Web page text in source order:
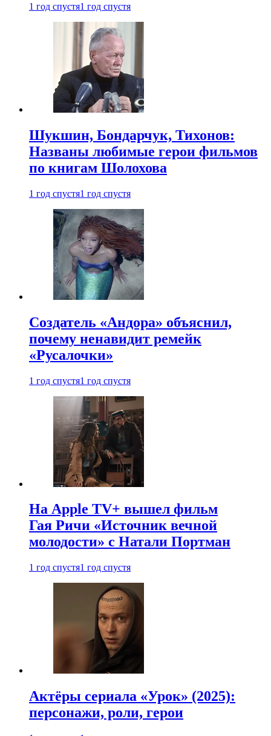
1 год спустя1 год спустя
Шукшин, Бондарчук, Тихонов:
Названы любимые герои фильмов
по книгам Шолохова
1 год спустя1 год спустя
Создатель «Андора» объяснил,
почему ненавидит ремейк
«Русалочки»
1 год спустя1 год спустя
На Apple TV+ вышел фильм
Гая Ричи «Источник вечной
молодости» с Натали Портман
1 год спустя1 год спустя
Актёры сериала «Урок» (2025):
персонажи, роли, герои